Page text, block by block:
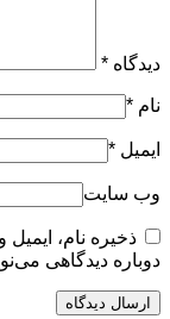
دیدگاه *
نام *
ایمیل *
وب سایت
ذخیره نام،
دوباره دیدگاهی